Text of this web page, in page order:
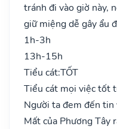
tránh đi vào giờ này,
giữ miệng dễ gây ẩu
1h-3h
13h-15h
Tiểu cát:TỐT
Tiểu cát mọi việc tốt
Người ta đem đến tin
Mất của Phương Tây